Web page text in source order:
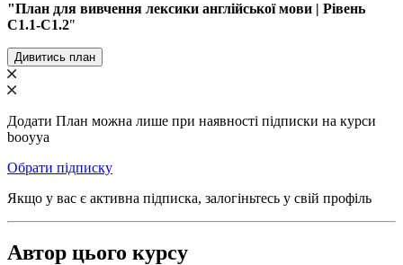
"План для вивчення лексики англійської мови | Рівень
С1.1-C1.2"
Дивитись план
Додати План можна лише при наявності підписки на курси
booyya
Обрати підписку
Якщо у вас є активна підписка, залогіньтесь у свій профіль
Автор цього курсу